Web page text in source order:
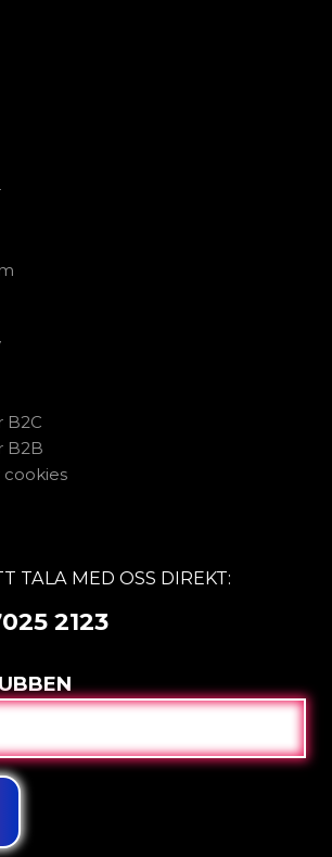
B2C
B2B
cookies
TALA MED OSS DIREKT:
2123